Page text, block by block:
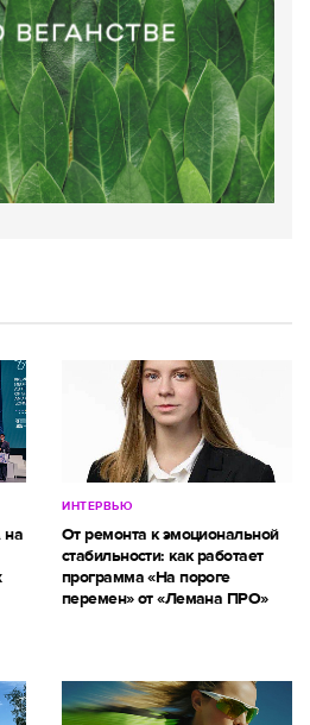
на
ИНТЕРВЬЮ
От ремонта к эмоциональной
стабильности: как работает
программа «На пороге
перемен» от «Лемана ПРО»